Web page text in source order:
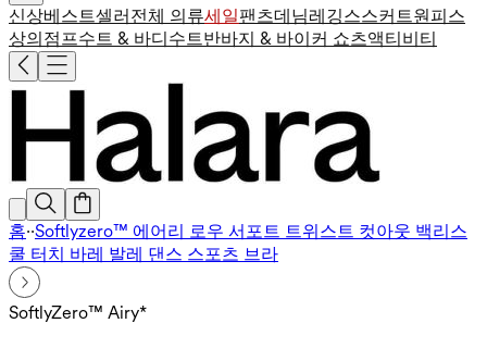
신상베스트셀러 전체 의류세일팬츠데님레깅스스커트원피스
상의 점프수트 & 바디수트반바지 & 바이커 쇼츠액티비티
홈··Softlyzero™ 에어리 로우 서포트 트위스트 컷아웃 백리스
쿨 터치 바레 발레 댄스 스포츠 브라
SoftlyZero™ Airy*